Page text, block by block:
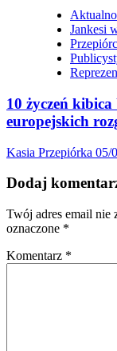
Jankesi
10 życzeń
europejskich
Kasia Przepiórka 05/
Dodaj
Twój adres email nie
oznaczone *
Komentarz *